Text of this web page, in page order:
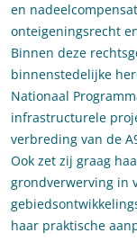
en
onteigeningsrecht
Binnen deze
binnenstedelijke
Nationaal
infrastructurele
verbreding van de
Ook zet zij graag
grondverwerving in
haar praktische